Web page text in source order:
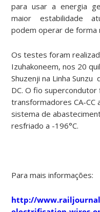
para usar a energia
maior estabilidade
podem operar de forma
Os testes foram
Izuhakoneem, nos 20
Shuzenji na Linha
DC. O fio
transformadores CA-CC
sistema de
resfriado a -196°C.
Para mais informações:
http://